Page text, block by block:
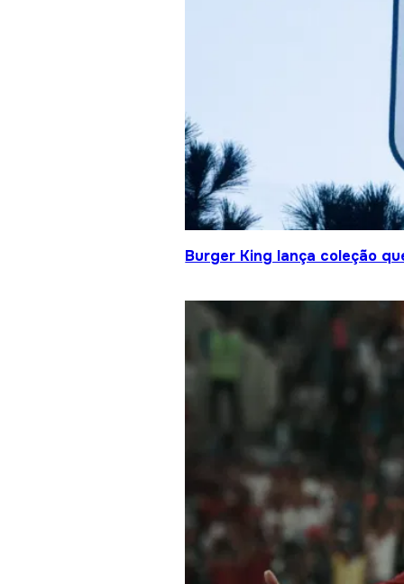
Burger King lança coleção